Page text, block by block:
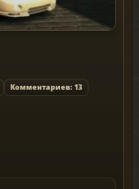
Комментариев: 13